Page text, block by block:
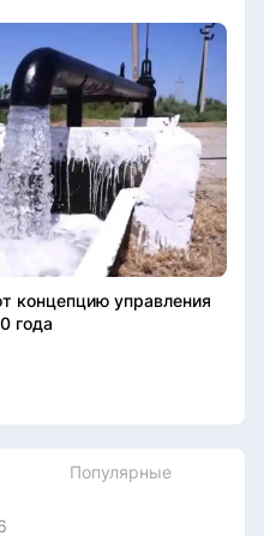
концепцию управления
года
Популярные